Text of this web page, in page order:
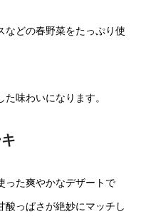
などの春野菜をたっぷり使
味わいになります。
った爽やかなデザートで
酸っぱさが絶妙にマッチし